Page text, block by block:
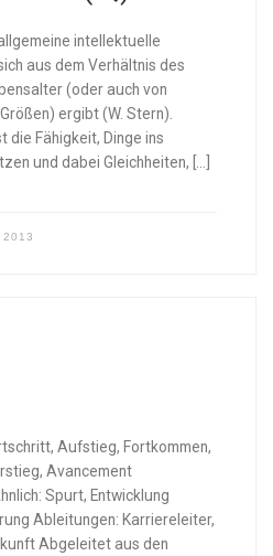
intellektuelle
aus dem Verhältnis des
(oder auch von
ergibt (W. Stern).
die Fähigkeit, Dinge ins
und dabei Gleichheiten, […]
2013
Aufstieg, Fortkommen,
Avancement
Spurt, Entwicklung
Ableitungen: Karriereleiter,
Abgeleitet aus den